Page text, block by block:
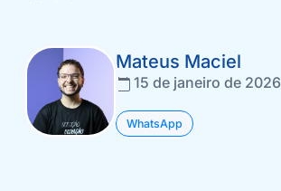
Mateus Maciel
15 de janeiro de 2026
WhatsApp